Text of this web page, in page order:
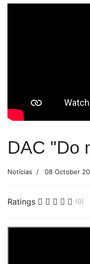
DAC "Do
Notícias 08 October
Ratings (0)